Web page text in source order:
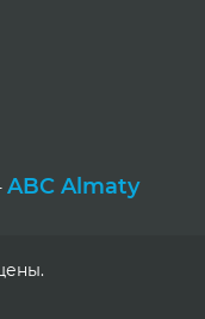
ABC Almaty